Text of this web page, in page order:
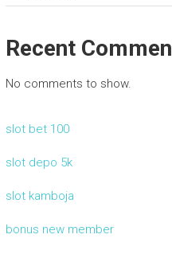
Recent
No comments to show.
slot bet 100
slot depo 5k
slot kamboja
bonus new member